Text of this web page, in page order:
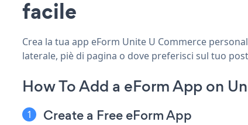
facile
Crea la tua app eForm Unite U Commerce
laterale, piè di pagina o dove preferisci sul tuo
How To Add a eForm App on
Create a Free eForm App